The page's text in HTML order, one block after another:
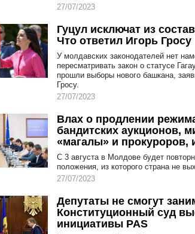
27/07/2023
Гуцул исключат из
Что ответил Игорь Гросу
У молдавских законодателей нет
пересматривать закон о статусе
прошли выборы нового башкана,
Гросу.
27/07/2023
Влах о продлении
бандитских аукционов,
«магалы» и прокуроров,
С 3 августа в Молдове будет
положения, из которого страна не
27/07/2023
Депутаты не смогут
Конституционный суд
инициативы PAS